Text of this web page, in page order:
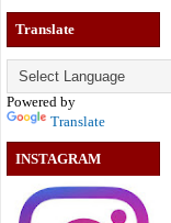
Translate
Powered by
Translate
INSTAGRAM